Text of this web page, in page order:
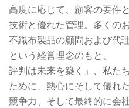
高度に応じて、顧客の要件
技術と優れた管理。多くの
不織布製品の顧問および代
という経営理念のもと、
評判は未来を築く」、私た
ために、熱心にそして優れ
競争力、そして最終的に会